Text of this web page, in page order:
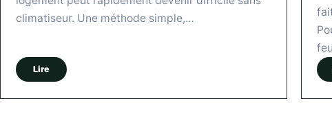
climatiseur. Une méthode simple,…
Lire